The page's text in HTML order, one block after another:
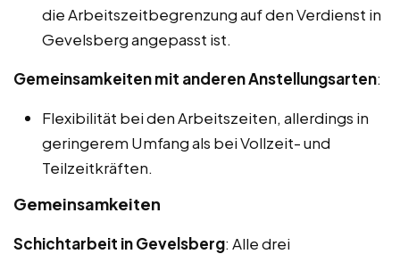
die Arbeitszeitbegrenzung auf den Verdienst in
Gevelsberg angepasst ist.
Gemeinsamkeiten mit anderen Anstellungsarten:
Flexibilität bei den Arbeitszeiten, allerdings in
geringerem Umfang als bei Vollzeit- und
Teilzeitkräften.
Gemeinsamkeiten
Schichtarbeit in Gevelsberg: Alle drei